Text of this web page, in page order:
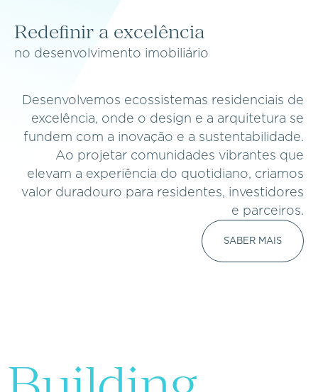
Redefinir a excelência
no desenvolvimento imobiliário
Desenvolvemos ecossistemas residenciais de
excelência, onde o design e a arquitetura se
fundem com a inovação e a sustentabilidade.
Ao projetar comunidades vibrantes que
elevam a experiência do quotidiano, criamos
valor duradouro para residentes, investidores
e parceiros.
SABER MAIS
wellness-led